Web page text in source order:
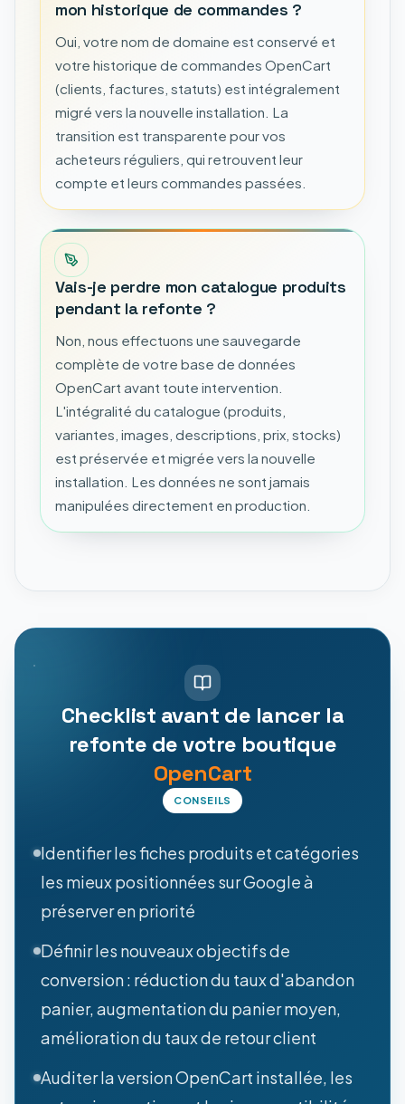
mon historique de commandes ?
Oui, votre nom de domaine est conservé et
votre historique de commandes OpenCart
(clients, factures, statuts) est intégralement
migré vers la nouvelle installation. La
transition est transparente pour vos
acheteurs réguliers, qui retrouvent leur
compte et leurs commandes passées.
Vais-je perdre mon catalogue produits
pendant la refonte ?
Non, nous effectuons une sauvegarde
complète de votre base de données
OpenCart avant toute intervention.
L'intégralité du catalogue (produits,
variantes, images, descriptions, prix, stocks)
est préservée et migrée vers la nouvelle
installation. Les données ne sont jamais
manipulées directement en production.
Checklist avant de lancer la
refonte de votre boutique
OpenCart
CONSEILS
Identifier les fiches produits et catégories
les mieux positionnées sur Google à
préserver en priorité
Définir les nouveaux objectifs de
conversion : réduction du taux d'abandon
panier, augmentation du panier moyen,
amélioration du taux de retour client
Auditer la version OpenCart installée, les